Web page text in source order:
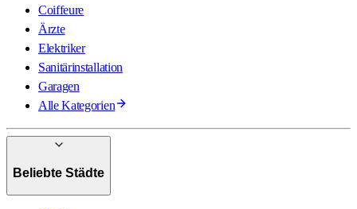
Coiffeure
Ärzte
Elektriker
Sanitärinstallation
Garagen
Alle Kategorien
Beliebte Städte